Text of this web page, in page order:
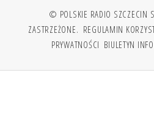
© POLSKIE RADIO SZCZECIN
ZASTRZEŻONE. REGULAMIN
PRYWATNOŚCI BIULETYN